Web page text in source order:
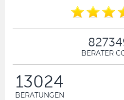
BERATER
13024
BERATUNGEN